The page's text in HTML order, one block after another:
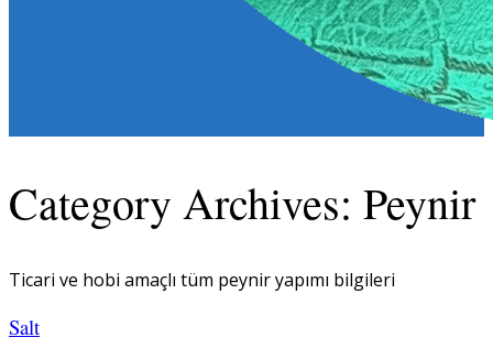
Category Archives: Peynir
Ticari ve hobi amaçlı tüm peynir yapımı bilgileri
Salt